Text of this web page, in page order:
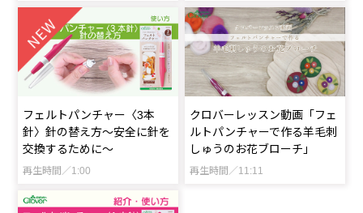
フェルトパンチャー〈3本
針〉針の替え方～安全に針を
交換するために～
再生時間／1:00
クロバーレッスン動画「フェ
ルトパンチャーで作る羊毛刺
しゅうのお花ブローチ」
再生時間／11:11